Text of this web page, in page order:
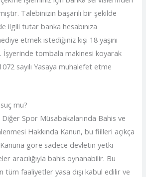
Talebinizin başarılı bir şekilde
ilgili tutar banka hesabınıza
etmek istediğiniz kişi 18 yaşını
İşyerinde tombala makinesi koyarak
sayılı Yasaya muhalefet etme
mu?
Diğer Spor Müsabakalarında Bahis ve
Hakkında Kanun, bu fiilleri açıkça
göre sadece devletin yetki
aracılığıyla bahis oynanabilir. Bu
tüm faaliyetler yasa dışı kabul edilir ve